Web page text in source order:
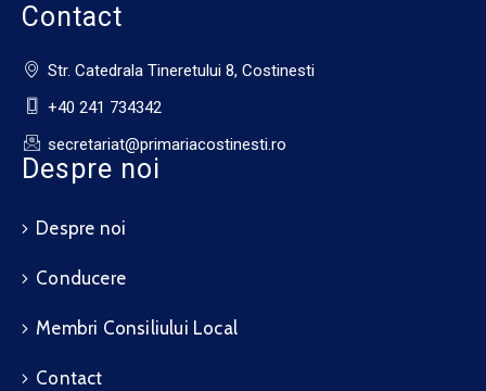
Contact
Str. Catedrala Tineretului 8, Costinesti
+40 241 734342
secretariat@primariacostinesti.ro​
Despre noi
Despre noi
Conducere
Membri Consiliului Local
Contact